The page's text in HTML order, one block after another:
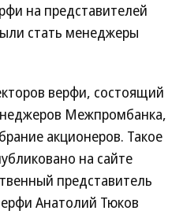
на представителей
стать менеджеры
верфи, состоящий
Межпромбанка,
акционеров. Такое
на сайте
представитель
Анатолий Тюков